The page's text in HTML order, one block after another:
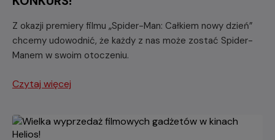
Z okazji premiery filmu „Spider-Man: Całkiem nowy dzień”
chcemy udowodnić, że każdy z nas może zostać Spider-
Manem w swoim otoczeniu.
Czytaj więcej